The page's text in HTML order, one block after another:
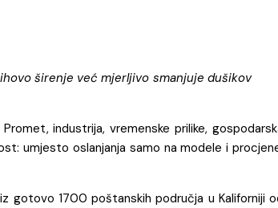
širenje već mjerljivo smanjuje dušikov
industrija, vremenske prilike,
umjesto oslanjanja samo na modele i
gotovo 1700 poštanskih područja u Kaliforniji